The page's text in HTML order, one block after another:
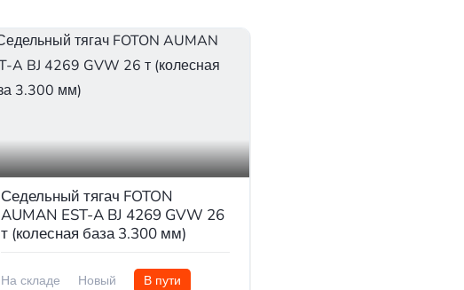
Седельный тягач FOTON
AUMAN EST-A BJ 4269 GVW 26
т (колесная база 3.300 мм)
На складе Новый В пути